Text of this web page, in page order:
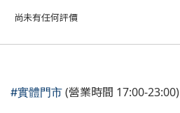
尚未有任何評價
#實體門市 (營業時間 17:00-23:00)